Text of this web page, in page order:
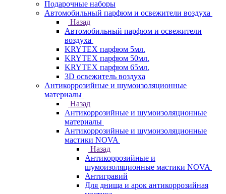
Подарочные наборы
Автомобильный парфюм и освежители воздуха
Назад
Автомобильный парфюм и освежители
воздуха
KRYTEX парфюм 5мл.
KRYTEX парфюм 50мл.
KRYTEX парфюм 65мл.
3D освежитель воздуха
Антикоррозийные и шумоизоляционные
материалы
Назад
Антикоррозийные и шумоизоляционные
материалы
Антикоррозийные и шумоизоляционные
мастики NOVA
Назад
Антикоррозийные и
шумоизоляционные мастики NOVA
Антигравий
Для днища и арок антикоррозийная